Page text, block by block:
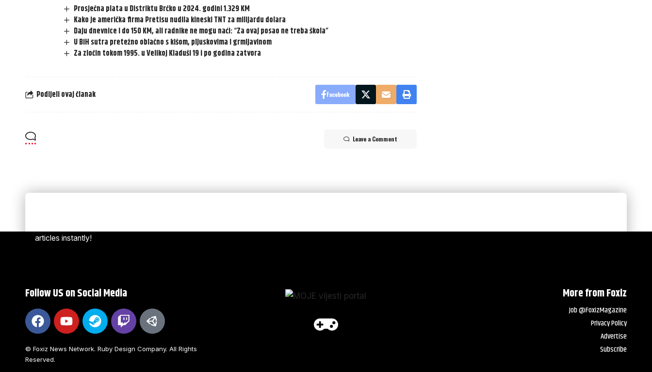
Prosječna plata u Distriktu Brčko u 2024. godini 1.329 KM
Kako je američka firma Pretisu nudila kineski TNT za milijardu dolara
Daju dnevnice i do 150 KM, ali radnike ne mogu naći: “Za ovaj posao ne treba škola”
U BiH sutra pretežno oblačno s kišom, pljuskovima i grmljavinom
Za zločin tokom 1995. u Velikoj Kladuši 19 i po godina zatvora
Podijeli ovaj članak Facebook
Leave a Comment
articles instantly!
Follow US on Social Media
© Foxiz News Network. Ruby Design Company. All Rights
Reserved.
More from Foxiz
Job @FoxizMagazine
Privacy Policy
Advertise
Subscribe